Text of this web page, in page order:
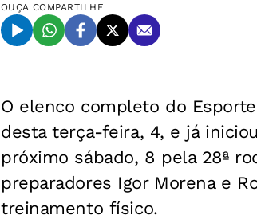
OUÇA COMPARTILHE
O elenco completo do
desta terça-feira, 4, e já
próximo sábado, 8 pela 28ª
preparadores Igor Morena e
treinamento físico.